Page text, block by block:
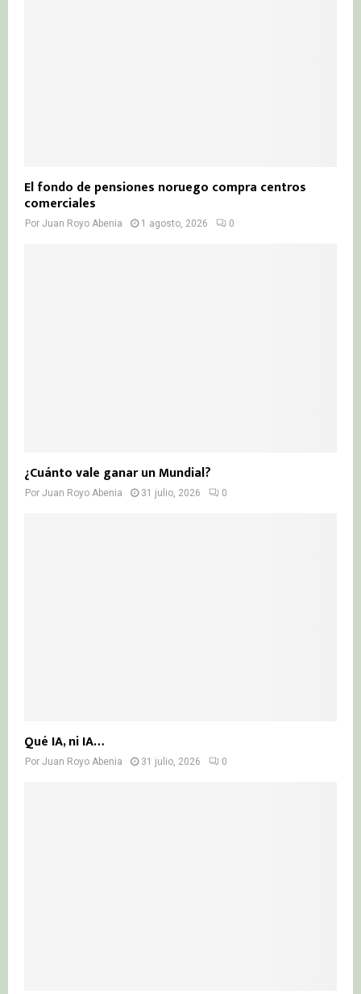
El fondo de pensiones noruego compra centros
comerciales
Por Juan Royo Abenia 1 agosto, 2026 0
¿Cuánto vale ganar un Mundial?
Por Juan Royo Abenia 31 julio, 2026 0
Qué IA, ni IA…
Por Juan Royo Abenia 31 julio, 2026 0